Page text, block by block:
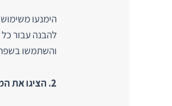
הימנעו
להבנה עבור
והשתמשו
2. הציגו את המוצרים או השירותים שלכם בצורה ברורה: